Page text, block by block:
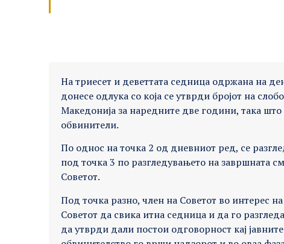
На триесет и деветтата седница одржана на
донесе одлука со која се утврди бројот на
Македонија за наредните две години, така што
обвинители.
По однос на точка 2 од дневниот ред, се
под точка 3 по разгледувањето на завршната
Советот.
Под точка разно, член на Советот во интерес
Советот да свика итна седница и да го
да утврди дали постои одговорност кај